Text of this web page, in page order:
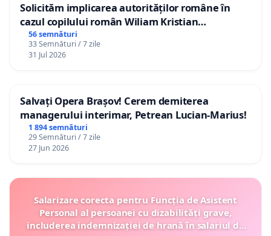
Solicităm implicarea autorităților române în
cazul copilului român Wiliam Kristian
Gheorghe, aflat în plasament în Danemarca de
12 ani
56 semnături
33 Semnături / 7 zile
31 Jul 2026
Salvați Opera Brașov! Cerem demiterea
managerului interimar, Petrean Lucian-Marius!
1 894 semnături
29 Semnături / 7 zile
27 Jun 2026
Salarizare corecta pentru Funcția de Asistent
Personal al persoanei cu dizabilități grave,
includerea indemnizației de hrană în salariul de